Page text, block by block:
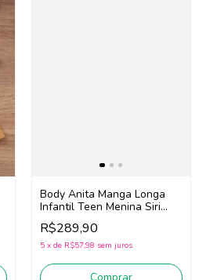
Body Anita Manga Longa
Infantil Teen Menina Siri
Kids 43206 Picolé
(Rosa/Lilás/Amarelo)
R$289,90
5 x de R$57,98 sem juros
Comprar